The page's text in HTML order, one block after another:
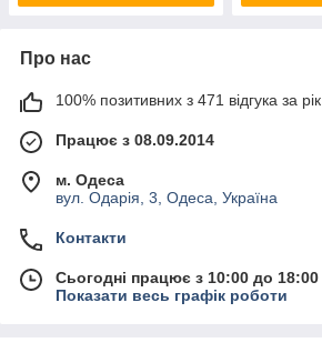
Про нас
100% позитивних з 471 відгука за рік
Працює з 08.09.2014
м. Одеса
вул. Одарія, 3, Одеса, Україна
Контакти
Сьогодні працює з 10:00 до 18:00
Показати весь графік роботи